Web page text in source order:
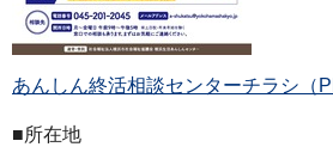
あんしん終活相談センターチラシ（
■所在地